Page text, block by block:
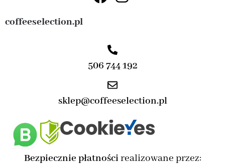
coffeeselection.pl
506 744 192
sklep@coffeeselection.pl
Bezpiecznie płatnościrealizowane przez: